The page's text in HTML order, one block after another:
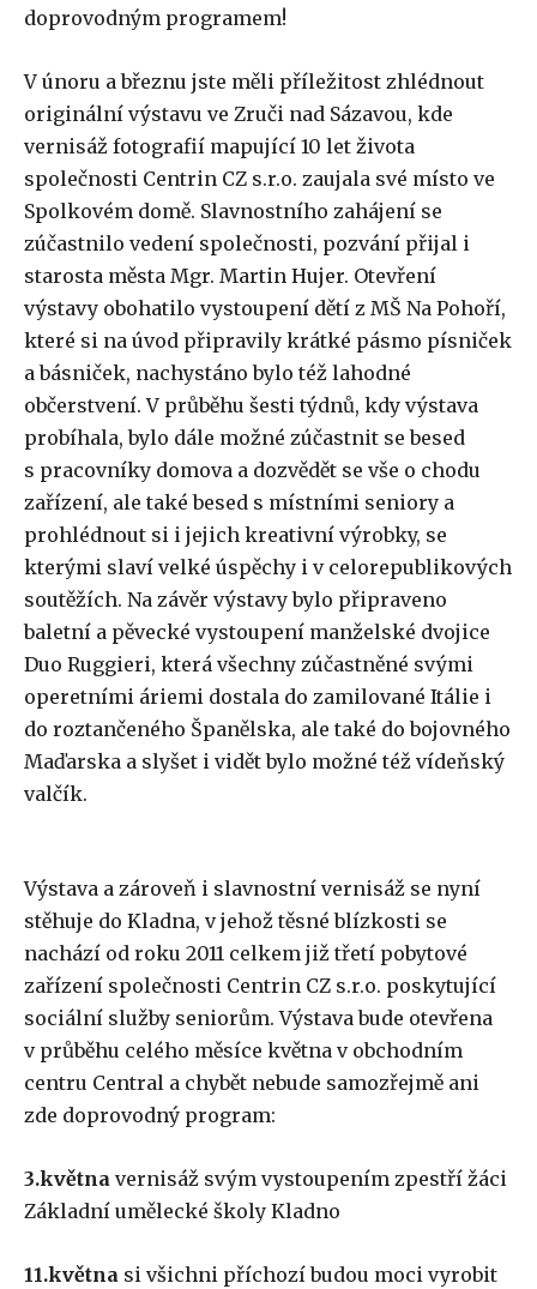
doprovodným programem!
V únoru a březnu jste měli příležitost zhlédnout
originální výstavu ve Zruči nad Sázavou, kde
vernisáž fotografií mapující 10 let života
společnosti Centrin CZ s.r.o. zaujala své místo ve
Spolkovém domě. Slavnostního zahájení se
zúčastnilo vedení společnosti, pozvání přijal i
starosta města Mgr. Martin Hujer. Otevření
výstavy obohatilo vystoupení dětí z MŠ Na Pohoří,
které si na úvod připravily krátké pásmo písniček
a básniček, nachystáno bylo též lahodné
občerstvení. V průběhu šesti týdnů, kdy výstava
probíhala, bylo dále možné zúčastnit se besed
s pracovníky domova a dozvědět se vše o chodu
zařízení, ale také besed s místními seniory a
prohlédnout si i jejich kreativní výrobky, se
kterými slaví velké úspěchy i v celorepublikových
soutěžích. Na závěr výstavy bylo připraveno
baletní a pěvecké vystoupení manželské dvojice
Duo Ruggieri, která všechny zúčastněné svými
operetními áriemi dostala do zamilované Itálie i
do roztančeného Španělska, ale také do bojovného
Maďarska a slyšet i vidět bylo možné též vídeňský
valčík.
Výstava a zároveň i slavnostní vernisáž se nyní
stěhuje do Kladna, v jehož těsné blízkosti se
nachází od roku 2011 celkem již třetí pobytové
zařízení společnosti Centrin CZ s.r.o. poskytující
sociální služby seniorům. Výstava bude otevřena
v průběhu celého měsíce května v obchodním
centru Central a chybět nebude samozřejmě ani
zde doprovodný program:
3.května vernisáž svým vystoupením zpestří žáci
Základní umělecké školy Kladno
11.května si všichni příchozí budou moci vyrobit